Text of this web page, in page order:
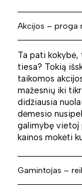
Akcijos – proga
Ta pati kokybė,
tiesa? Tokią
taikomos
mažesnių iki
didžiausia
dėmesio
galimybę vietoj
kainos mokėti
Gamintojas –